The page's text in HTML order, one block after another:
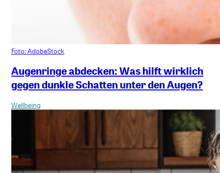
Foto: AdobeStock
Augenringe abdecken: Was hilft wirklich
gegen dunkle Schatten unter den Augen?
Wellbeing